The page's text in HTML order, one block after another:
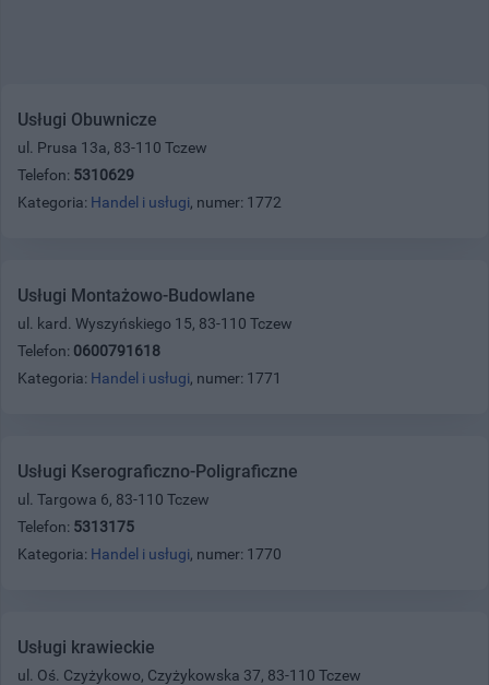
Usługi Obuwnicze
ul. Prusa 13a, 83-110 Tczew
Telefon: 5310629
Kategoria: Handel i usługi, numer: 1772
Usługi Montażowo-Budowlane
ul. kard. Wyszyńskiego 15, 83-110 Tczew
Telefon: 0600791618
Kategoria: Handel i usługi, numer: 1771
Usługi Kserograficzno-Poligraficzne
ul. Targowa 6, 83-110 Tczew
Telefon: 5313175
Kategoria: Handel i usługi, numer: 1770
Usługi krawieckie
ul. Oś. Czyżykowo, Czyżykowska 37, 83-110 Tczew